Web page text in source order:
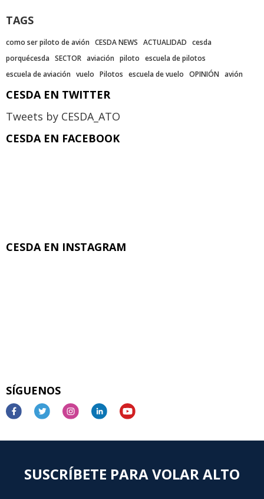
TAGS
como ser piloto de avión CESDA NEWS ACTUALIDAD cesda
porquécesda SECTOR aviación piloto escuela de pilotos
escuela de aviación vuelo Pilotos escuela de vuelo OPINIÓN avión
CESDA EN TWITTER
Tweets by CESDA_ATO
CESDA EN FACEBOOK
CESDA EN INSTAGRAM
SÍGUENOS
SUSCRÍBETE PARA VOLAR ALTO